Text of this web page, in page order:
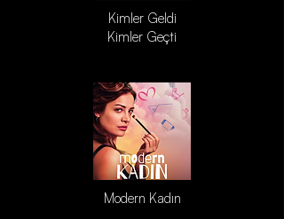
Kimler Geldi
Kimler Geçti
Modern Kadın